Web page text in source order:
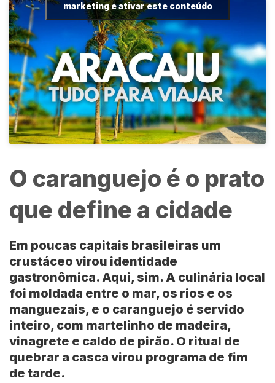
marketing e ativar este conteúdo
O caranguejo é o prato
que define a cidade
Em poucas capitais brasileiras um
crustáceo virou identidade
gastronômica. Aqui, sim. A culinária local
foi moldada entre o mar, os rios e os
manguezais, e o caranguejo é servido
inteiro, com martelinho de madeira,
vinagrete e caldo de pirão. O ritual de
quebrar a casca virou programa de fim
de tarde.